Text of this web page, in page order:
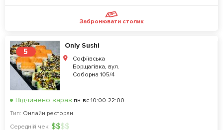
Забронювати столик
5
Only Sushi
Софіївська
Борщагівка, вул.
Соборна 105/4
Відчинено зараз пн-вс 10:00-22:00
Тип: Онлайн ресторан
Середній чек: $$$$